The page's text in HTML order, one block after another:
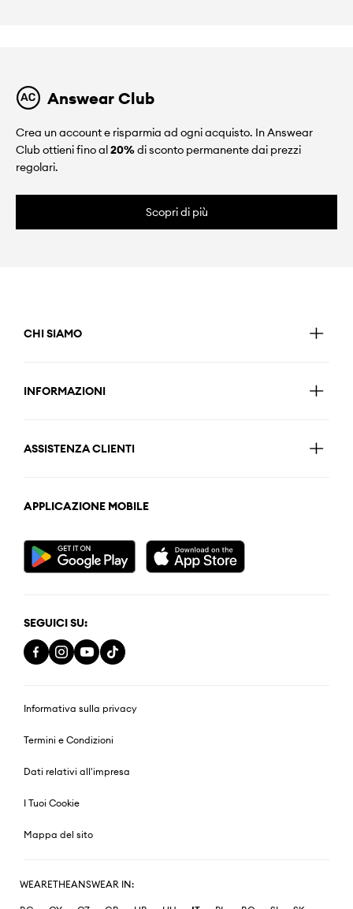
Answear Club
Crea un account e risparmia ad ogni acquisto. In Answear
Club ottieni fino al20%di sconto permanente dai prezzi
regolari.
Scopri di più
CHI SIAMO
INFORMAZIONI
ASSISTENZA CLIENTI
APPLICAZIONE MOBILE
SEGUICI SU:
Informativa sulla privacy
Termini e Condizioni
Dati relativi all'impresa
I Tuoi Cookie
Mappa del sito
WEARETHEANSWEAR IN: